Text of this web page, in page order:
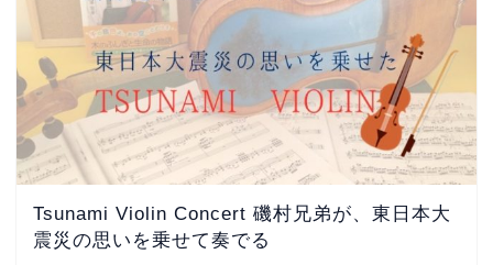
Tsunami Violin Concert 磯村兄弟が、東日本大
震災の思いを乗せて奏でる